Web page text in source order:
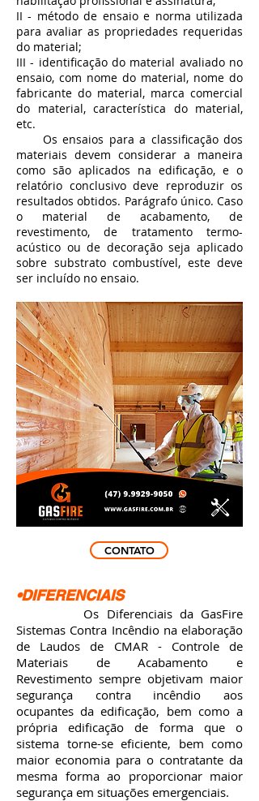
II - método de ensaio e norma utilizada
para avaliar as propriedades requeridas
do material;
III - identificação do material avaliado no
ensaio, com nome do material, nome do
fabricante do material, marca comercial
do material, característica do material,
etc.
Os ensaios para a classificação dos
materiais devem considerar a maneira
como são aplicados na edificação, e o
relatório conclusivo deve reproduzir os
resultados obtidos. Parágrafo único. Caso
o material de acabamento, de
revestimento, de tratamento termo-
acústico ou de decoração seja aplicado
sobre substrato combustível, este deve
ser incluído no ensaio.
CONTATO
•DIFERENCIAIS
Os Diferenciais da GasFire
Sistemas Contra Incêndio na elaboração
de Laudos de CMAR - Controle de
Materiais de Acabamento e
Revestimento sempre objetivam maior
segurança contra incêndio aos
ocupantes da edificação, bem como a
própria edificação de forma que o
sistema torne-se eficiente, bem como
maior economia para o contratante da
mesma forma ao proporcionar maior
segurança em situações emergenciais.